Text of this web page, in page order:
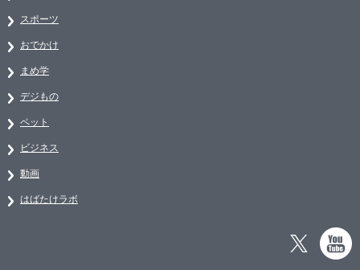
スポーツ
おでかけ
まめ学
デジもの
ペット
ビジネス
動画
はばたけラボ